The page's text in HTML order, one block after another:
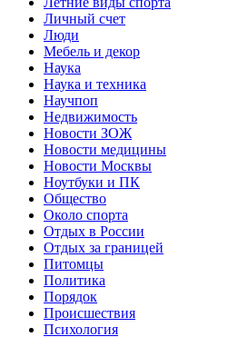
Личный счет
Люди
Мебель и декор
Наука
Наука и техника
Научпоп
Недвижимость
Новости ЗОЖ
Новости медицины
Новости Москвы
Ноутбуки и ПК
Общество
Около спорта
Отдых в России
Отдых за границей
Питомцы
Политика
Порядок
Происшествия
Психология